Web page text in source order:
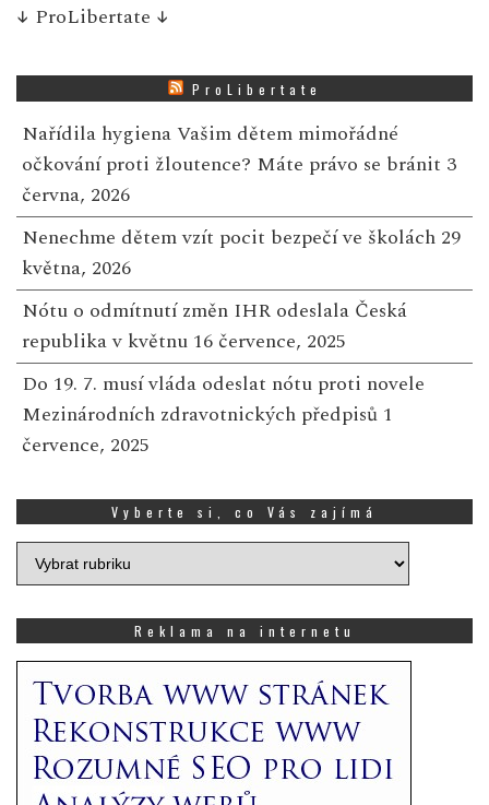
↓ ProLibertate ↓
ProLibertate
Nařídila hygiena Vašim dětem mimořádné
očkování proti žloutence? Máte právo se bránit 3
června, 2026
Nenechme dětem vzít pocit bezpečí ve školách 29
května, 2026
Nótu o odmítnutí změn IHR odeslala Česká
republika v květnu 16 července, 2025
Do 19. 7. musí vláda odeslat nótu proti novele
Mezinárodních zdravotnických předpisů 1
července, 2025
Vyberte si, co Vás zajímá
Vyberte
si,
zajímá
Reklama na internetu